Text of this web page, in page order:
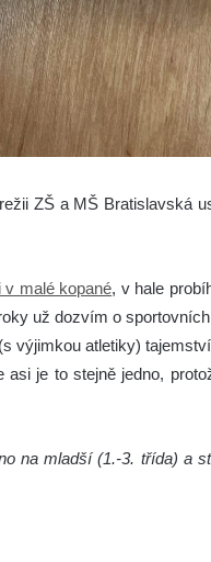
ZŠ a MŠ Bratislavská
v malé kopané, v hale
už dozvím o
výjimkou atletiky)
asi je to stejně jedno,
na mladší (1.-3. třída) a